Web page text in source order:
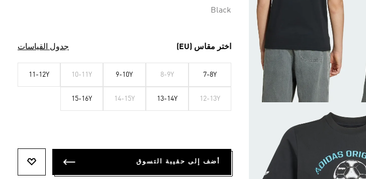
Black
اختر مقاس (EU) جدول القياسات
7-8Y
8-9Y
9-10Y
10-11Y
11-12Y
12-13Y
13-14Y
14-15Y
15-16Y
أضف إلى حقيبة التسوق